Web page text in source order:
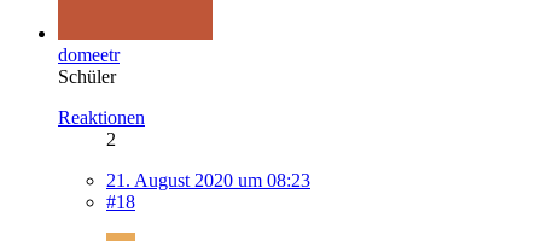
domeetr
Schüler
Reaktionen
2
21. August 2020 um 08:23
#18